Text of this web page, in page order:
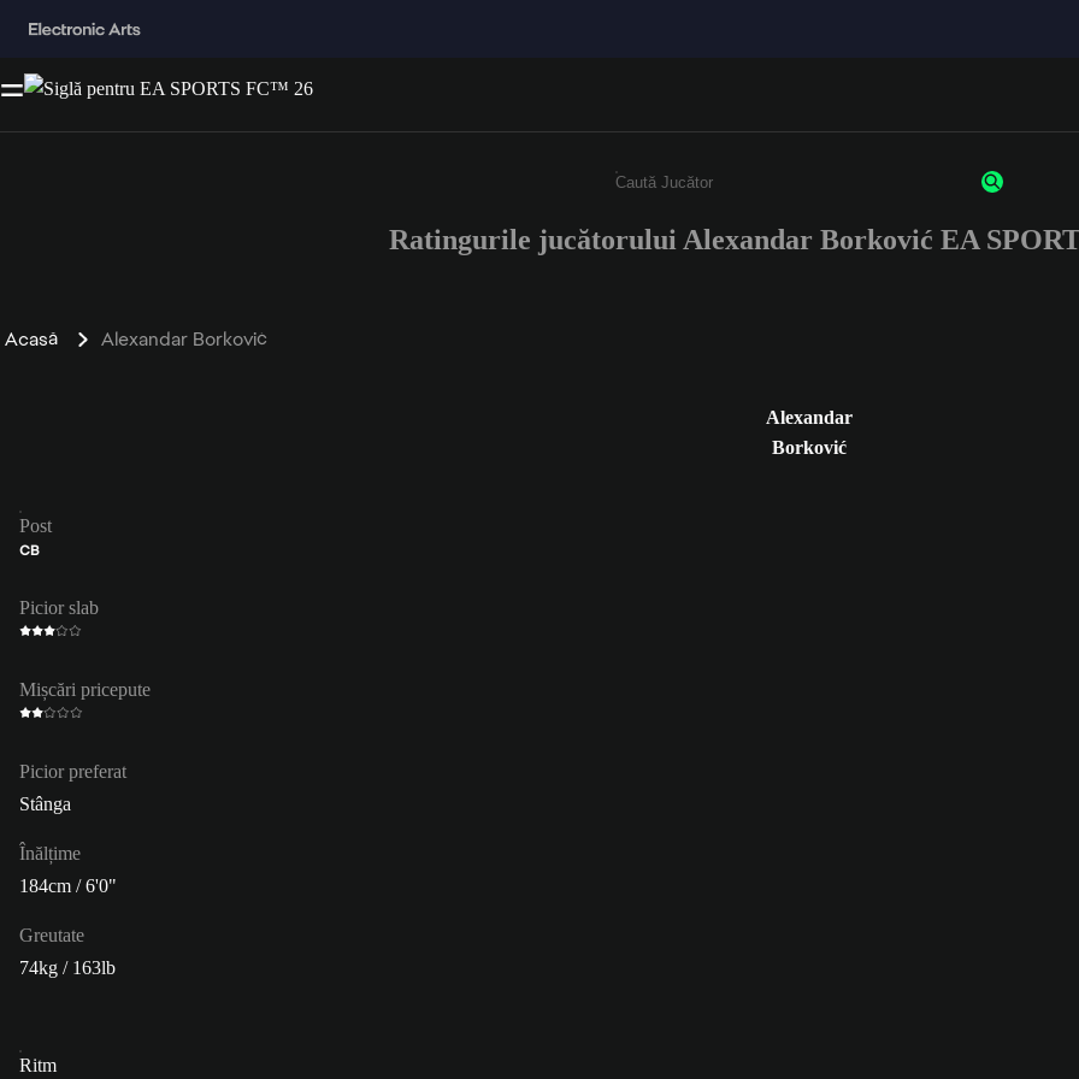
Enter a minimum of 3 characters or numbers
Ratingurile jucătorului Alexandar Borković EA
Acasă Alexandar Borković
Alexandar
Borković
Post
CB
Picior slab
Mișcări pricepute
Picior preferat
Stânga
Înălțime
184cm / 6'0"
Greutate
74kg / 163lb
Ritm